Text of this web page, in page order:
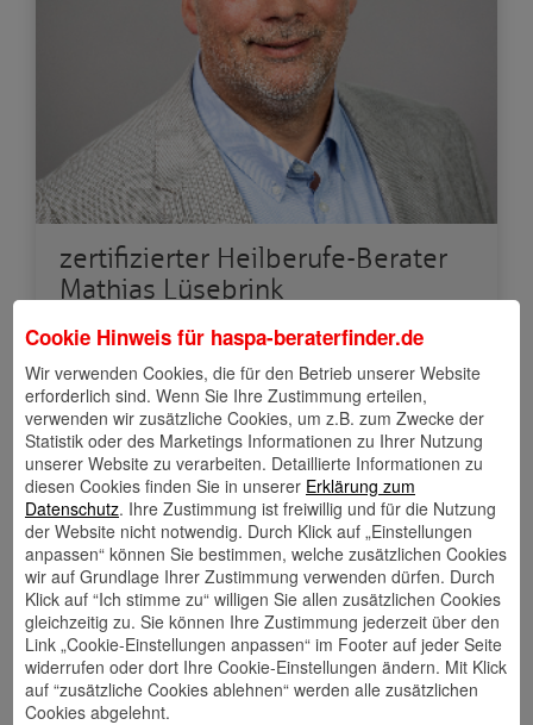
zertifizierter Heilberufe-Berater
Mathias Lüsebrink
Region Süd
Dammtorstr. 1
20354 Hamburg
Mehr über mich
Cookie Hinweis für haspa-beraterfinder.de
Wir verwenden Cookies, die für den Betrieb unserer Website
erforderlich sind. Wenn Sie Ihre Zustimmung erteilen,
verwenden wir zusätzliche Cookies, um z.B. zum Zwecke der
Statistik oder des Marketings Informationen zu Ihrer Nutzung
unserer Website zu verarbeiten. Detaillierte Informationen zu
diesen Cookies finden Sie in unserer Erklärung zum
Datenschutz. Ihre Zustimmung ist freiwillig und für die Nutzung
der Website nicht notwendig. Durch Klick auf „Einstellungen
anpassen“ können Sie bestimmen, welche zusätzlichen Cookies
wir auf Grundlage Ihrer Zustimmung verwenden dürfen. Durch
Klick auf “Ich stimme zu“ willigen Sie allen zusätzlichen Cookies
gleichzeitig zu. Sie können Ihre Zustimmung jederzeit über den
Link „Cookie-Einstellungen anpassen“ im Footer auf jeder Seite
widerrufen oder dort Ihre Cookie-Einstellungen ändern. Mit Klick
auf “zusätzliche Cookies ablehnen“ werden alle zusätzlichen
Cookies abgelehnt.